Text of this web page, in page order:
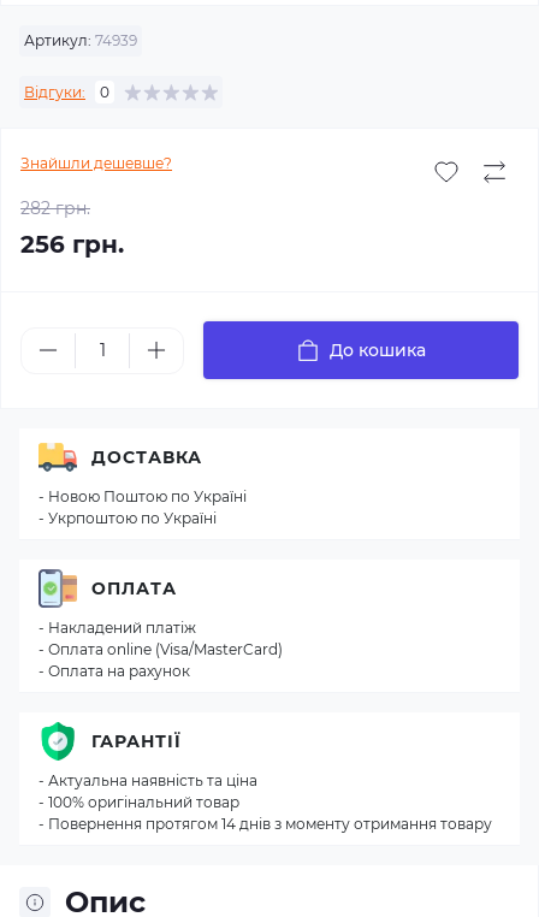
Артикул: 74939
Відгуки: 0
Знайшли дешевше?
282 грн.
256 грн.
До кошика
Опис
ДОСТАВКА
- Новою Поштою по Україні
- Укрпоштою по Україні
ОПЛАТА
- Накладений платіж
- Оплата online (Visa/MasterCard)
- Оплата на рахунок
ГАРАНТІЇ
- Актуальна наявність та ціна
- 100% оригінальний товар
- Повернення протягом 14 днів з моменту отримання товару